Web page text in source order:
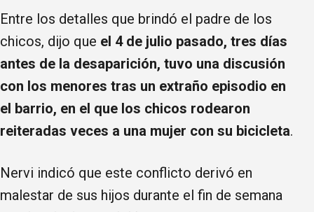
Entre los detalles que brindó el padre de los
chicos, dijo que el 4 de julio pasado, tres días
antes de la desaparición, tuvo una discusión
con los menores tras un extraño episodio en
el barrio, en el que los chicos rodearon
reiteradas veces a una mujer con su bicicleta.
Nervi indicó que este conflicto derivó en
malestar de sus hijos durante el fin de semana